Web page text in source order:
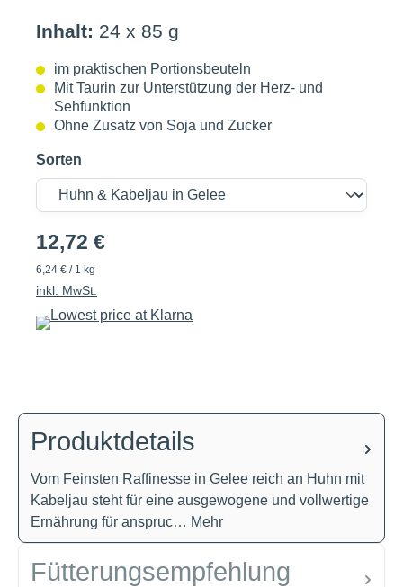
Inhalt: 24 x 85 g
im praktischen Portionsbeuteln
Mit Taurin zur Unterstützung der Herz- und
Sehfunktion
Ohne Zusatz von Soja und Zucker
Sorten
12,72 €
6,24 € / 1 kg
inkl. MwSt.
Produktdetails
Vom Feinsten Raffinesse in Gelee reich an Huhn mit
Kabeljau steht für eine ausgewogene und vollwertige
Ernährung für anspruc… Mehr
Fütterungsempfehlung